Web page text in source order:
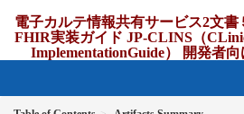
電子カルテ情報共有サービス2文
FHIR実装ガイド JP-CLINS（
ImplementationGuide） 開発者